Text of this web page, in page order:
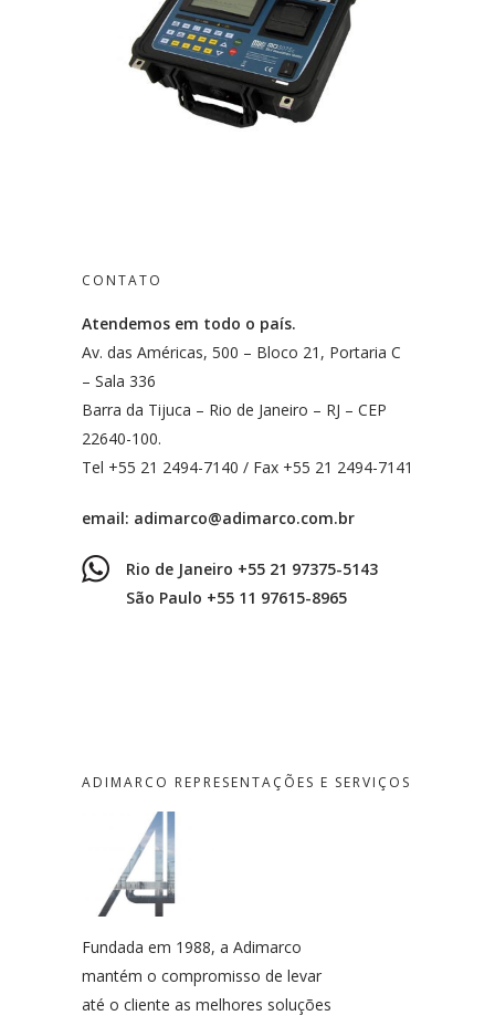
CONTATO
Atendemos em todo o país.
Av. das Américas, 500 – Bloco 21, Portaria C
– Sala 336
Barra da Tijuca – Rio de Janeiro – RJ – CEP
22640-100.
Tel +55 21 2494-7140 / Fax +55 21 2494-7141
email: adimarco@adimarco.com.br
Rio de Janeiro +55 21 97375-5143
São Paulo +55 11 97615-8965
ADIMARCO REPRESENTAÇÕES E SERVIÇOS
Fundada em 1988, a Adimarco
mantém o compromisso de levar
até o cliente as melhores soluções